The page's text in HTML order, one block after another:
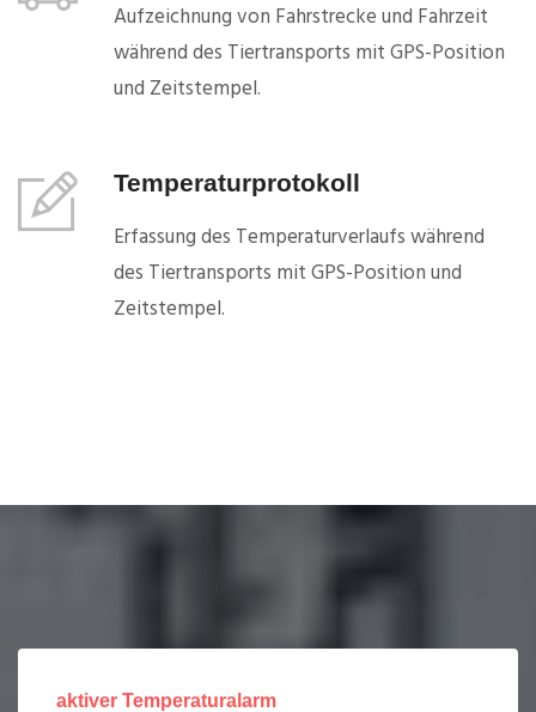
Aufzeichnung von Fahrstrecke und Fahrzeit
während des Tiertransports mit GPS-Position
und Zeitstempel.
Temperaturprotokoll
Erfassung des Temperaturverlaufs während
des Tiertransports mit GPS-Position und
Zeitstempel.
aktiver Temperaturalarm